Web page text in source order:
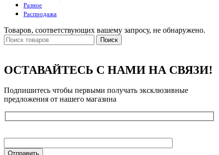
Разное
Распродажа
Товаров, соответствующих вашему запросу, не обнаружено.
Поиск
ОСТАВАЙТЕСЬ С НАМИ НА СВЯЗИ!
Подпишитесь чтобы первыми получать эксклюзивные
предложения от нашего магазина